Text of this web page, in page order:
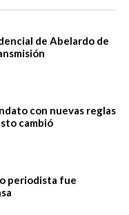
de Abelardo de
con nuevas reglas
cambió
periodista fue